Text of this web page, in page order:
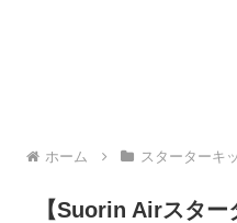
ホーム スターターキ
【Suorin Airスター